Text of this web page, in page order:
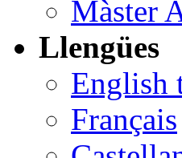
Màster
Llengües
English
Français